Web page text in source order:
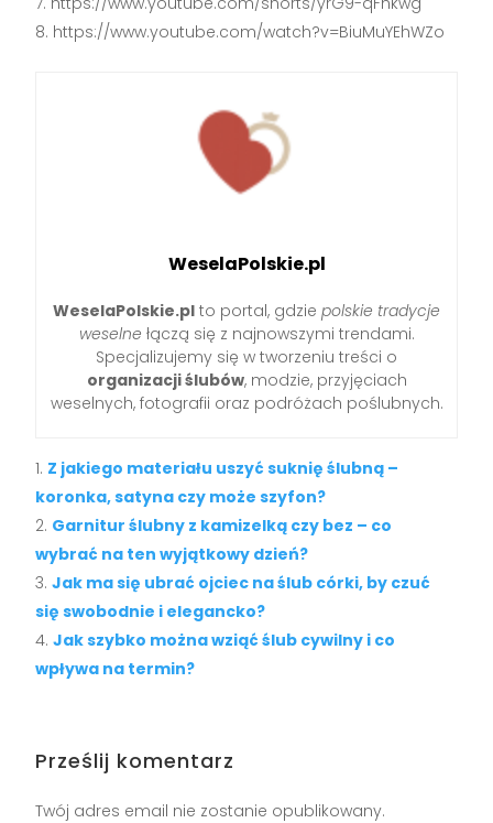
https://www.youtube.com/watch?v=BiuMuYEhWZo
WeselaPolskie.pl
WeselaPolskie.pl to portal, gdzie polskie tradycje
weselne łączą się z najnowszymi trendami.
Specjalizujemy się w tworzeniu treści o
organizacji ślubów, modzie, przyjęciach
weselnych, fotografii oraz podróżach poślubnych.
Z jakiego materiału uszyć suknię ślubną –
koronka, satyna czy może szyfon?
Garnitur ślubny z kamizelką czy bez – co
wybrać na ten wyjątkowy dzień?
Jak ma się ubrać ojciec na ślub córki, by czuć
się swobodnie i elegancko?
Jak szybko można wziąć ślub cywilny i co
wpływa na termin?
Prześlij komentarz
Twój adres email nie zostanie opublikowany.